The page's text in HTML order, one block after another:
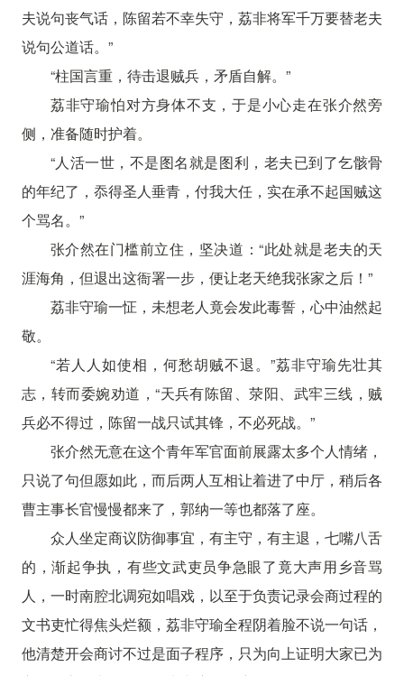
夫说句丧气话，陈留若不幸失守，荔非将军千万要替老夫
说句公道话。”
“柱国言重，待击退贼兵，矛盾自解。”
荔非守瑜怕对方身体不支，于是小心走在张介然旁
侧，准备随时护着。
“人活一世，不是图名就是图利，老夫已到了乞骸骨
的年纪了，忝得圣人垂青，付我大任，实在承不起国贼这
个骂名。”
张介然在门槛前立住，坚决道：“此处就是老夫的天
涯海角，但退出这衙署一步，便让老天绝我张家之后！”
荔非守瑜一怔，未想老人竟会发此毒誓，心中油然起
敬。
“若人人如使相，何愁胡贼不退。”荔非守瑜先壮其
志，转而委婉劝道，“天兵有陈留、荥阳、武牢三线，贼
兵必不得过，陈留一战只试其锋，不必死战。”
张介然无意在这个青年军官面前展露太多个人情绪，
只说了句但愿如此，而后两人互相让着进了中厅，稍后各
曹主事长官慢慢都来了，郭纳一等也都落了座。
众人坐定商议防御事宜，有主守，有主退，七嘴八舌
的，渐起争执，有些文武吏员争急眼了竟大声用乡音骂
人，一时南腔北调宛如唱戏，以至于负责记录会商过程的
文书吏忙得焦头烂额，荔非守瑜全程阴着脸不说一句话，
他清楚开会商讨不过是面子程序，只为向上证明大家已为